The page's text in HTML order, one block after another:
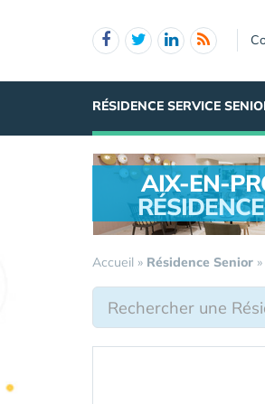
RÉSIDENCE SERVICE
AIX-EN-
Accueil » Résidence Senior »